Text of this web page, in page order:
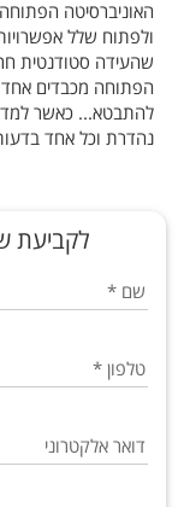
האוניברסיטה
ולפתוח שלל
שהעידה סטודנטית
הפתוחה מכבדים
להתבטא... כאשר
נהדרת וכל אחד
לקביעת
שם *
טלפון*
דואר אלקטרוני